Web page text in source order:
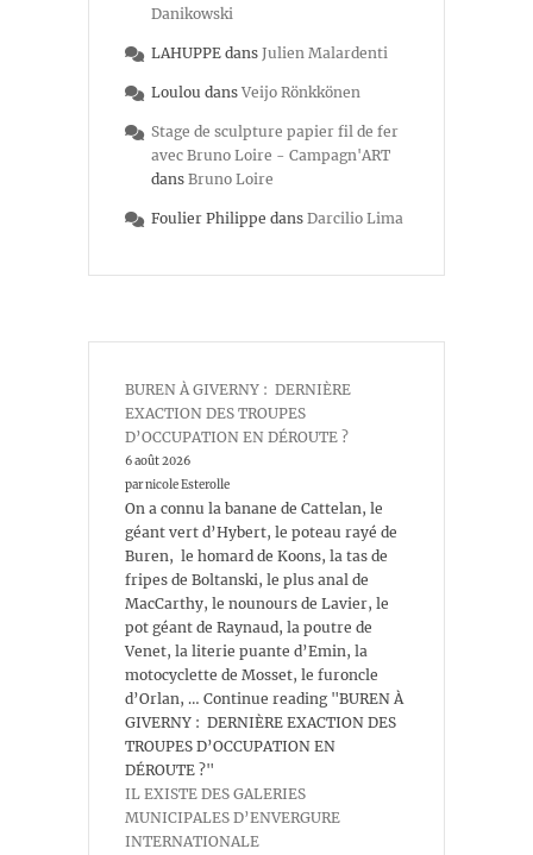
Danikowski
LAHUPPE dans Julien Malardenti
Loulou dans Veijo Rönkkönen
Stage de sculpture papier fil de fer
avec Bruno Loire - Campagn'ART
dans Bruno Loire
Foulier Philippe dans Darcilio Lima
BUREN À GIVERNY : DERNIÈRE
EXACTION DES TROUPES
D’OCCUPATION EN DÉROUTE ?
6 août 2026
par nicole Esterolle
On a connu la banane de Cattelan, le
géant vert d’Hybert, le poteau rayé de
Buren, le homard de Koons, la tas de
fripes de Boltanski, le plus anal de
MacCarthy, le nounours de Lavier, le
pot géant de Raynaud, la poutre de
Venet, la literie puante d’Emin, la
motocyclette de Mosset, le furoncle
d’Orlan, … Continue reading "BUREN À
GIVERNY : DERNIÈRE EXACTION DES
TROUPES D’OCCUPATION EN
DÉROUTE ?"
IL EXISTE DES GALERIES
MUNICIPALES D’ENVERGURE
INTERNATIONALE